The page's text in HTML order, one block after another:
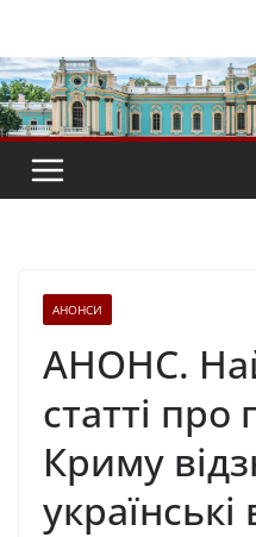
вмісту
АНОНСИ
АНОНС.
статті про
Криму
українські